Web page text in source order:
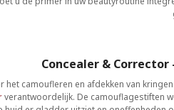
Concealer &
het camoufleren en afdekken van
verantwoordelijk. De camouflagestiften